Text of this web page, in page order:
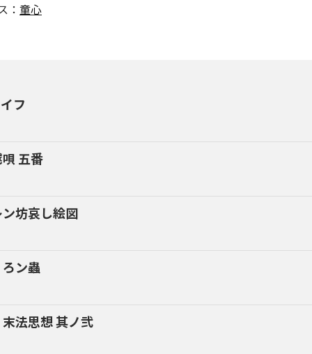
： 童心
フ
五番
坊哀し絵図
ン蟲
法思想 其ノ弐